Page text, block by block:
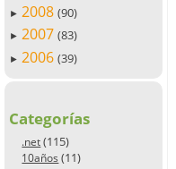
► 2008 (90)
► 2007 (83)
► 2006 (39)
Categorías
.net (115)
10años (11)